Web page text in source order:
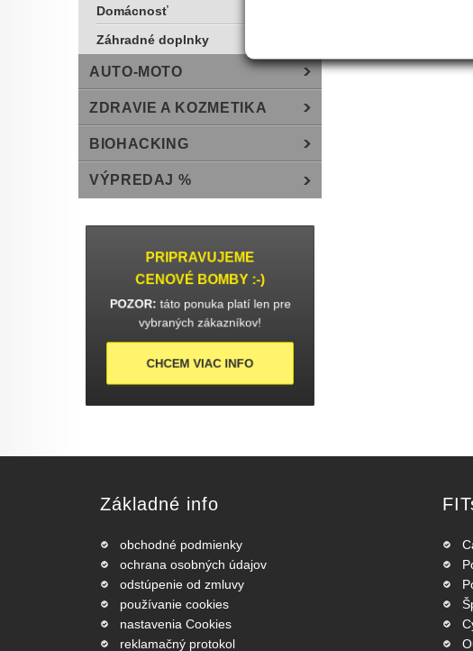
Domácnosť
Záhradné doplnky
AUTO-MOTO
ZDRAVIE A KOZMETIKA
BIOHACKING
VÝPREDAJ %
PRIPRAVUJEME
CENOVÉ BOMBY :-)
POZOR:táto ponuka platí len pre
vybraných zákazníkov!
CHCEM VIAC INFO
Základné info
obchodné podmienky
ochrana osobných údajov
odstúpenie od zmluvy
používanie cookies
nastavenia Cookies
reklamačný protokol